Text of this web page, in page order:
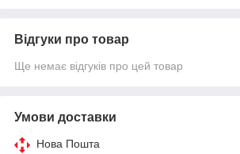
Відгуки про товар
Ще немає відгуків про цей товар
Умови доставки
Нова Пошта